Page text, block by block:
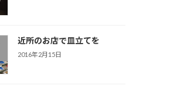
近所のお店で皿立てを
2016年2月15日